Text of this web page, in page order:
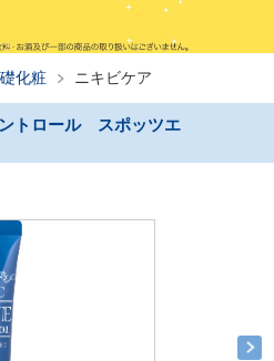
化粧 ニキビケア
トロール スポッツエ